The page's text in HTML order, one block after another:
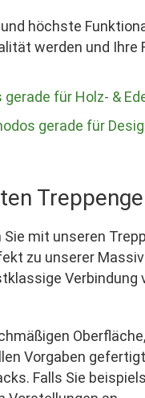
höchste
werden und
für Holz- &
gerade für
mit unseren
zu unserer
Verbindung
Vorgaben
Falls Sie